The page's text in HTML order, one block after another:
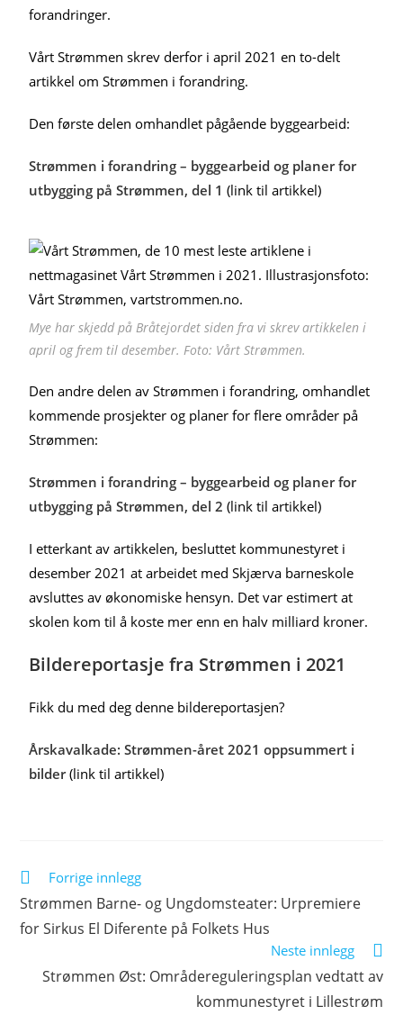
forandringer.
Vårt Strømmen skrev derfor i april 2021 en to-delt
artikkel om Strømmen i forandring.
Den første delen omhandlet pågående byggearbeid:
Strømmen i forandring – byggearbeid og planer for
utbygging på Strømmen, del 1 (link til artikkel)
Mye har skjedd på Bråtejordet siden fra vi skrev artikkelen i
april og frem til desember. Foto: Vårt Strømmen.
Den andre delen av Strømmen i forandring, omhandlet
kommende prosjekter og planer for flere områder på
Strømmen:
Strømmen i forandring – byggearbeid og planer for
utbygging på Strømmen, del 2 (link til artikkel)
I etterkant av artikkelen, besluttet kommunestyret i
desember 2021 at arbeidet med Skjærva barneskole
avsluttes av økonomiske hensyn. Det var estimert at
skolen kom til å koste mer enn en halv milliard kroner.
Bildereportasje fra Strømmen i 2021
Fikk du med deg denne bildereportasjen?
Årskavalkade: Strømmen-året 2021 oppsummert i
bilder(link til artikkel)
Forrige innlegg
Strømmen Barne- og Ungdomsteater: Urpremiere
for Sirkus El Diferente på Folkets Hus
Neste innlegg
Strømmen Øst: Områdereguleringsplan vedtatt av
kommunestyret i Lillestrøm